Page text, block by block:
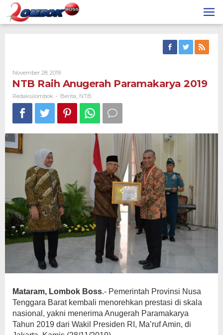
Skip
content
November 28, 2019By
Redaksilombok
NTB Raih Anugerah Paramakarya 2019
Redaksilombok - Berita NTB
Mataram, Lombok Boss.- Pemerintah Provinsi Nusa
Tenggara Barat kembali menorehkan prestasi di skala
nasional, yakni menerima Anugerah Paramakarya
Tahun 2019 dari Wakil Presiden RI, Ma’ruf Amin, di